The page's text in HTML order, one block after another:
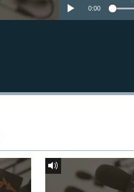
0:00